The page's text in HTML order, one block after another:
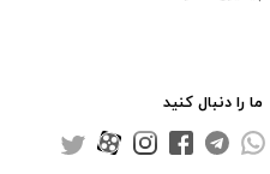
ما را دنبال کنید